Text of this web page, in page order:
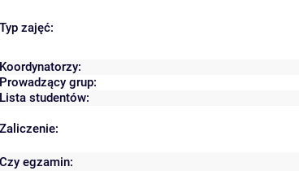
Typ zajęć:
Koordynatorzy:
Prowadzący grup:
Lista studentów:
Zaliczenie:
Czy egzamin: